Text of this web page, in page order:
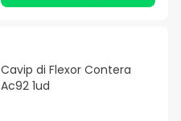
Cavip di Flexor Contera
Ac92 1ud